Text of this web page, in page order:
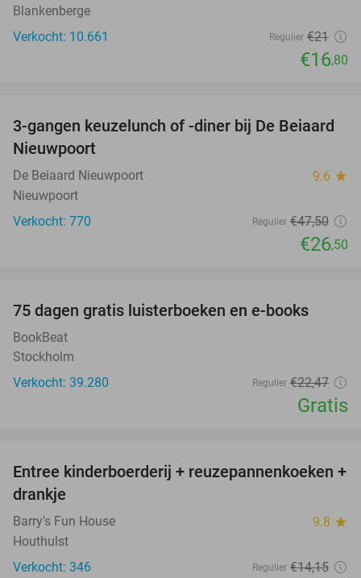
Blankenberge
Verkocht: 10.661
Regulier €21
€16,80
44%
3-gangen keuzelunch of -diner bij De Beiaard
Nieuwpoort
De Beiaard Nieuwpoort 9.6 star
Nieuwpoort
Verkocht: 770
Regulier €47,50
€26,50
75 dagen gratis luisterboeken en e-books
BookBeat
Stockholm
Verkocht: 39.280
Regulier €22,47
Gratis
30%
Entree kinderboerderij + reuzepannenkoeken +
drankje
Barry's Fun House 9.8 star
Houthulst
Verkocht: 346
Regulier €14,15